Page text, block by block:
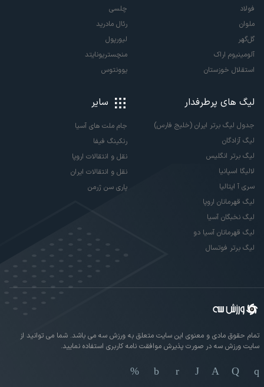
فولاد
ملوان
گل‌گهر
آلومینیوم اراک
استقلال خوزستان
چلسی
رئال مادرید
لیورپول
منچستریونایتد
یوونتوس
لیگ های پرطرفدار
جدول لیگ برتر ایران (خلیج فارس)
لیگ آزادگان
لیگ برتر انگلیس
لالیگا اسپانیا
سری آ ایتالیا
لیگ قهرمانان اروپا
لیگ نخبگان آسیا
لیگ قهرمانان آسیا دو
لیگ برتر فوتسال
سایر
جام ملت های آسیا
رنکینگ فیفا
نقل و انتقالات اروپا
نقل و انتقالات ایران
پاری سن ژرمن
تمام حقوق مادی و معنوی این سایت متعلق به ورزش سه می باشد. شما می توانید از
سایت ورزش سه در صورت پذیرش موافقت نامه کاربری استفاده نمایید.